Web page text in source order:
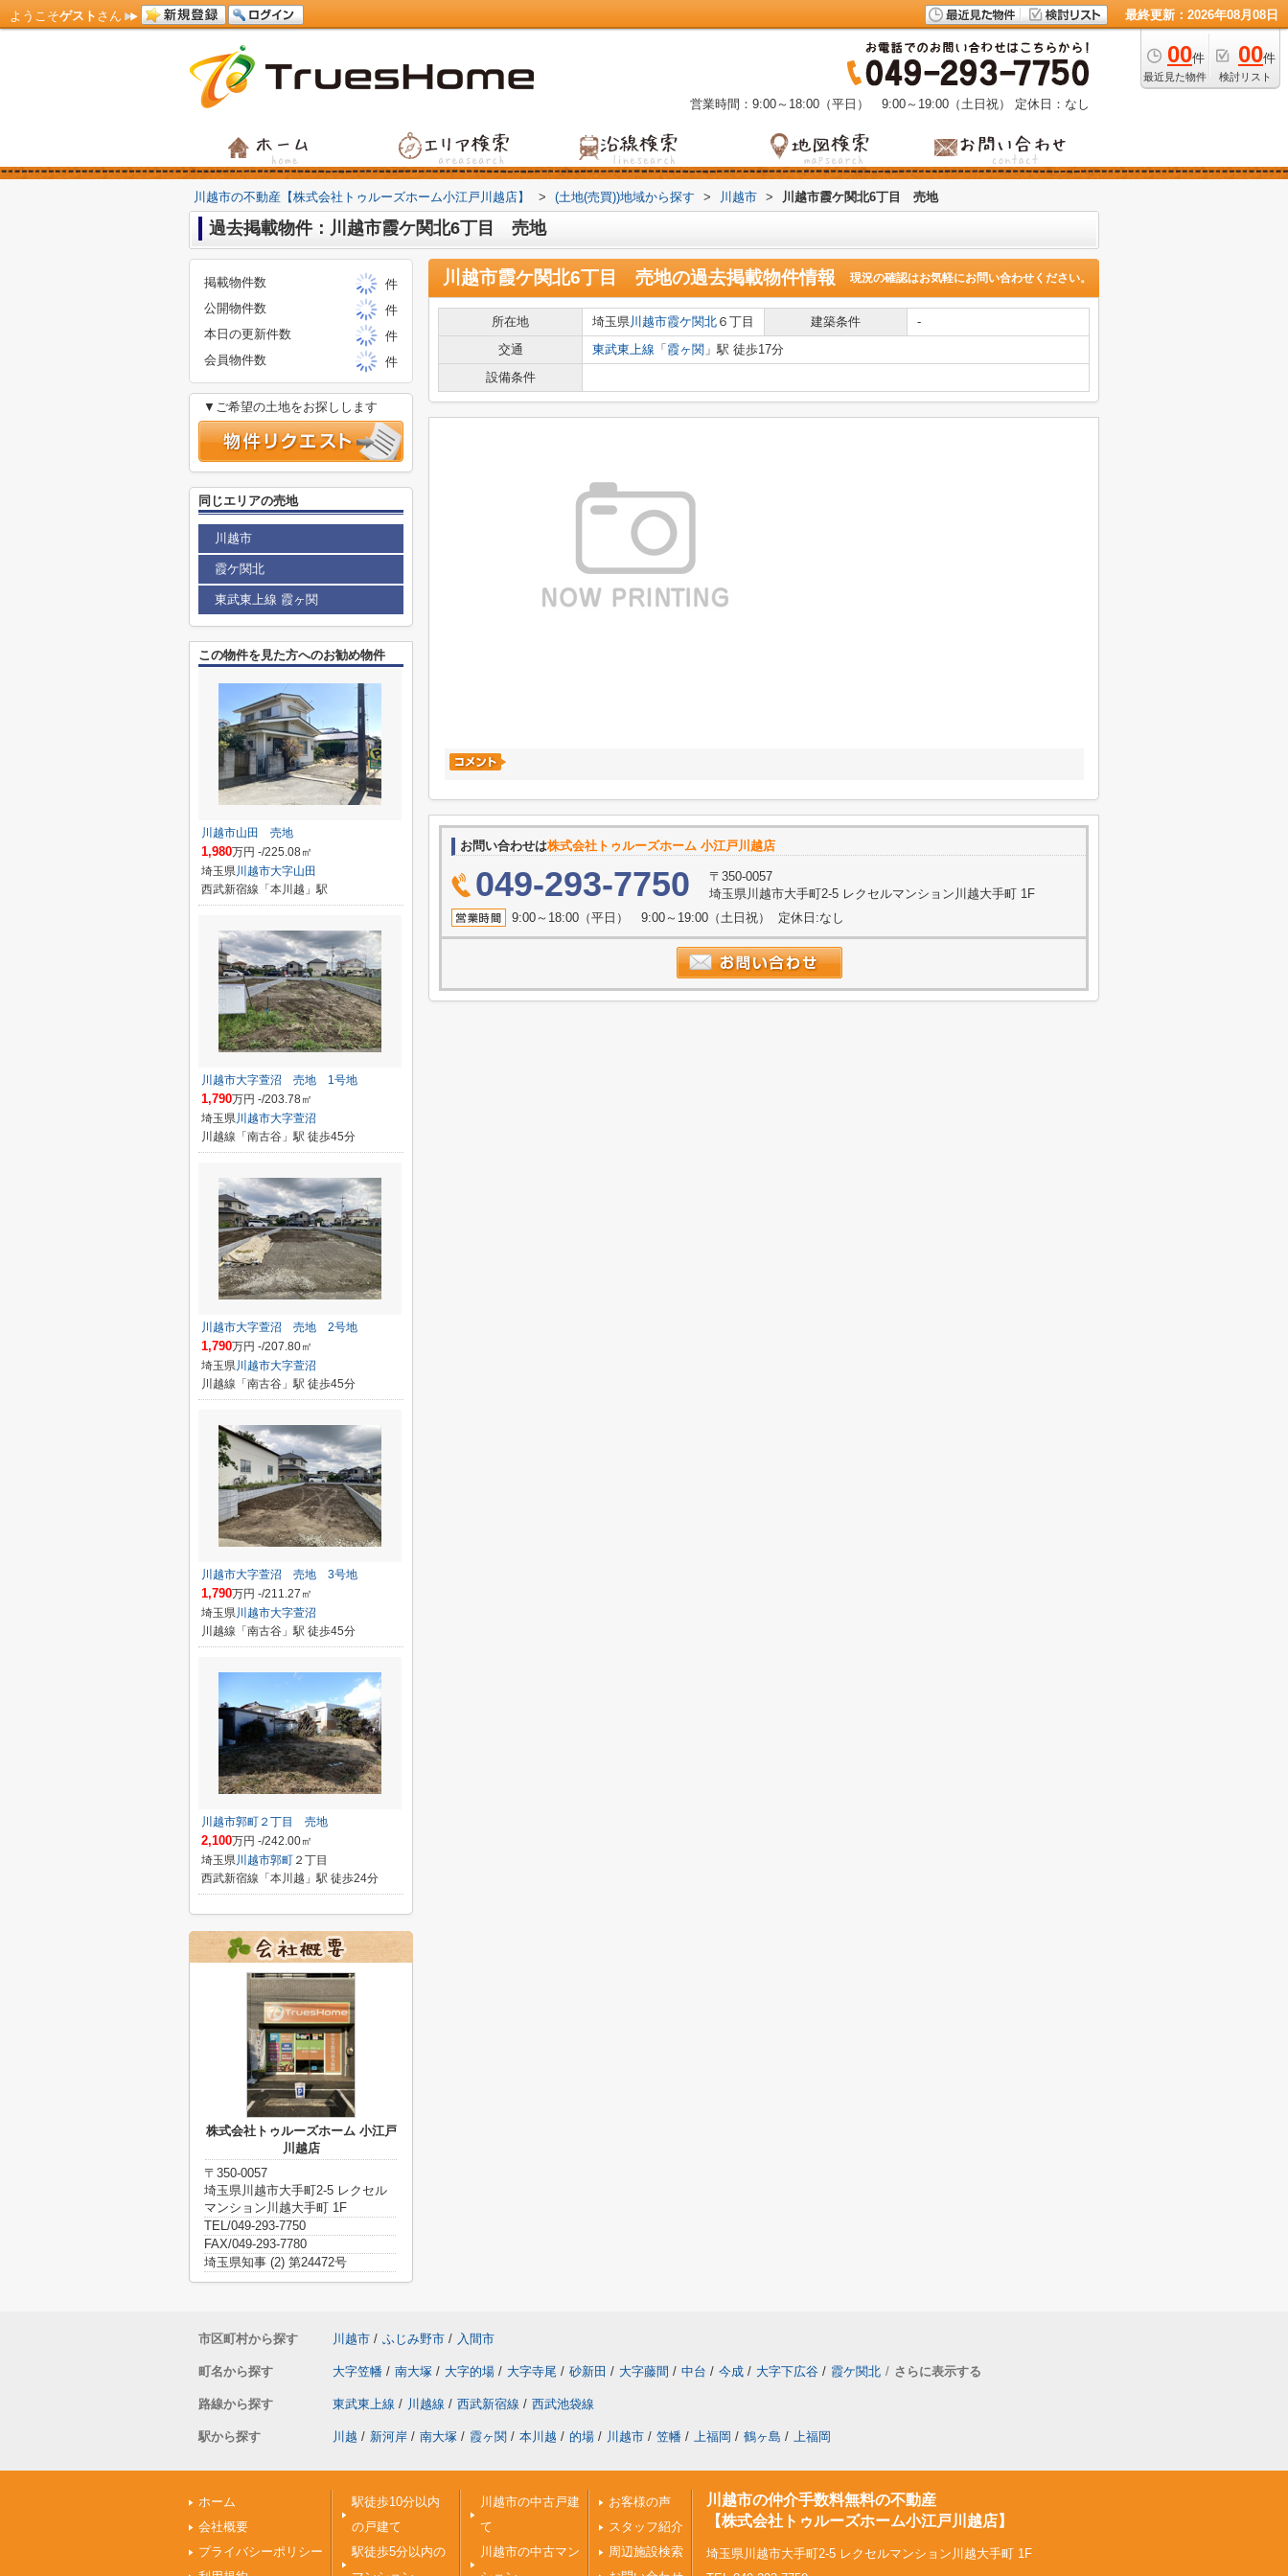
ようこそゲスト さん 最終更新：2026年08月08日
00件
最近見た物件
00件
検討リスト
営業時間：9:00～18:00（平日） 9:00～19:00（土日祝） 定休日：なし
川越市の不動産【株式会社トゥルーズホーム小江戸川越店】 > (土地(売買))地域から探す > 川越市 > 川越市霞ケ関北6丁目 売地
過去掲載物件：川越市霞ケ関北6丁目 売地
川越市霞ケ関北6丁目 売地の過去掲載物件情報 現況の確認はお気軽にお問い合わせください。
所在地 埼玉県川越市霞ケ関北 ６丁目 建築条件
-
交通
東武東上線 「 霞ヶ関 」駅 徒歩17分
設備条件
お問い合わせは株式会社トゥルーズホーム 小江戸川越店
049-293-7750
〒350-0057
埼玉県川越市大手町2-5 レクセルマンション川越大手町 1F
9:00～18:00（平日） 9:00～19:00（土日祝） 定休日:なし
掲載物件数
件
公開物件数
件
本日の更新件数
件
会員物件数
件
▼ご希望の土地をお探しします
同じエリアの売地
川越市
霞ケ関北
東武東上線 霞ヶ関
この物件を見た方へのお勧め物件
川越市山田 売地
1,980万円 -/225.08㎡
埼玉県川越市大字山田
西武新宿線「本川越」駅
川越市大字萱沼 売地 1号地
1,790万円 -/203.78㎡
埼玉県川越市大字萱沼
川越線「南古谷」駅 徒歩45分
川越市大字萱沼 売地 2号地
1,790万円 -/207.80㎡
埼玉県川越市大字萱沼
川越線「南古谷」駅 徒歩45分
川越市大字萱沼 売地 3号地
1,790万円 -/211.27㎡
埼玉県川越市大字萱沼
川越線「南古谷」駅 徒歩45分
川越市郭町２丁目 売地
2,100万円 -/242.00㎡
埼玉県川越市郭町 ２丁目
西武新宿線「本川越」駅 徒歩24分
株式会社トゥルーズホーム 小江戸
川越店
〒350-0057
埼玉県川越市大手町2-5 レクセル
マンション川越大手町 1F
TEL/049-293-7750
FAX/049-293-7780
埼玉県知事 (2) 第24472号
市区町村から探す 川越市 / ふじみ野市 / 入間市
町名から探す 大字笠幡 / 南大塚 / 大字的場 / 大字寺尾 / 砂新田 / 大字藤間 / 中台 / 今成 / 大字下広谷 / 霞ケ関北 さらに表示する
路線から探す 東武東上線 / 川越線 / 西武新宿線 / 西武池袋線
駅から探す 川越 / 新河岸 / 南大塚 / 霞ヶ関 / 本川越 / 的場 / 川越市 / 笠幡 / 上福岡 / 鶴ヶ島 / 上福岡
ホーム
会社概要
プライバシーポリシー
駅徒歩10分以内
の戸建て
駅徒歩5分以内の
川越市の中古戸建
て
川越市の中古マン
お客様の声
スタッフ紹介
周辺施設検索
川越市の仲介手数料無料の不動産
【株式会社トゥルーズホーム小江戸川越店】
埼玉県川越市大手町2-5 レクセルマンション川越大手町 1F